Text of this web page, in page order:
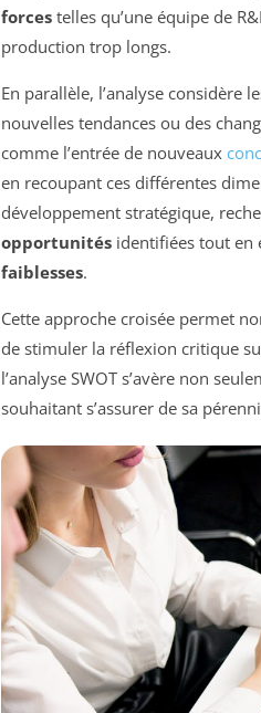
forces telles qu’une équipe de
production trop longs.
En parallèle, l’analyse considère
nouvelles tendances ou des
comme l’entrée de nouveaux
en recoupant ces différentes
développement stratégique,
opportunités identifiées tout en
faiblesses.
Cette approche croisée permet
de stimuler la réflexion critique
l’analyse SWOT s’avère non
souhaitant s’assurer de sa